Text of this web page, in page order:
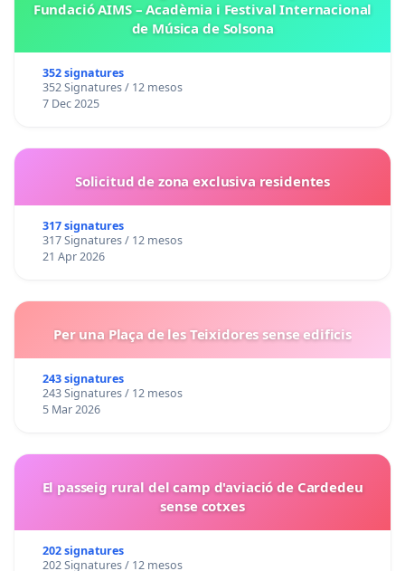
Fundació AIMS – Acadèmia i Festival Internacional
de Música de Solsona
352 signatures
352 Signatures / 12 mesos
7 Dec 2025
Solicitud de zona exclusiva residentes
317 signatures
317 Signatures / 12 mesos
21 Apr 2026
Per una Plaça de les Teixidores sense edificis
243 signatures
243 Signatures / 12 mesos
5 Mar 2026
El passeig rural del camp d'aviació de Cardedeu
sense cotxes
202 signatures
202 Signatures / 12 mesos